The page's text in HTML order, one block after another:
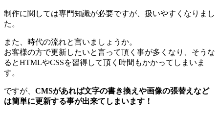
制作に関しては専門知識が必要ですが、扱いやすくなりまし
た。
また、時代の流れと言いましょうか。
お客様の方で更新したいと言って頂く事が多くなり、そうな
るとHTMLやCSSを習得して頂く時間もかかってしまいま
す。
ですが、 CMSがあれば文字の書き換えや画像の張替えなど
は簡単に更新する事が出来てしまいます！